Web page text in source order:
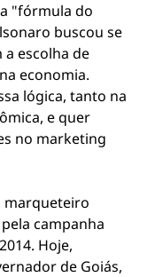
"fórmula do
buscou se
escolha de
economia.
lógica, tanto na
e quer
no marketing
marqueteiro
campanha
Hoje,
de Goiás,